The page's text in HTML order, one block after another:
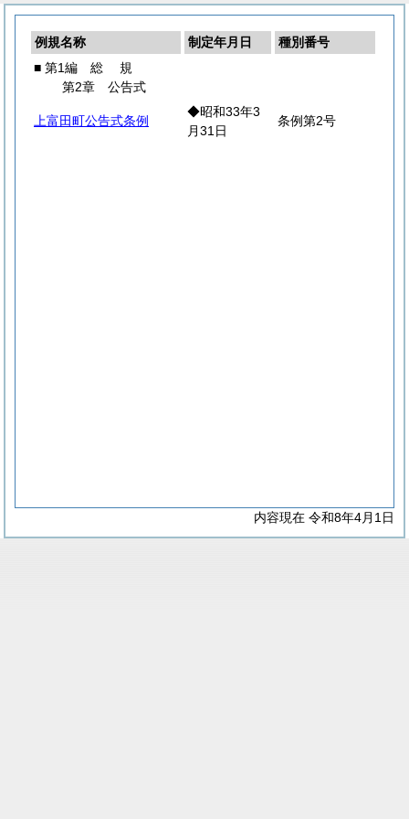
例規名称 制定年月日
種別番号
■ 第1編 総 規
第2章 公告式
上富田町公告式条例
◆昭和33年3
月31日
条例第2号
内容現在 令和8年4月1日